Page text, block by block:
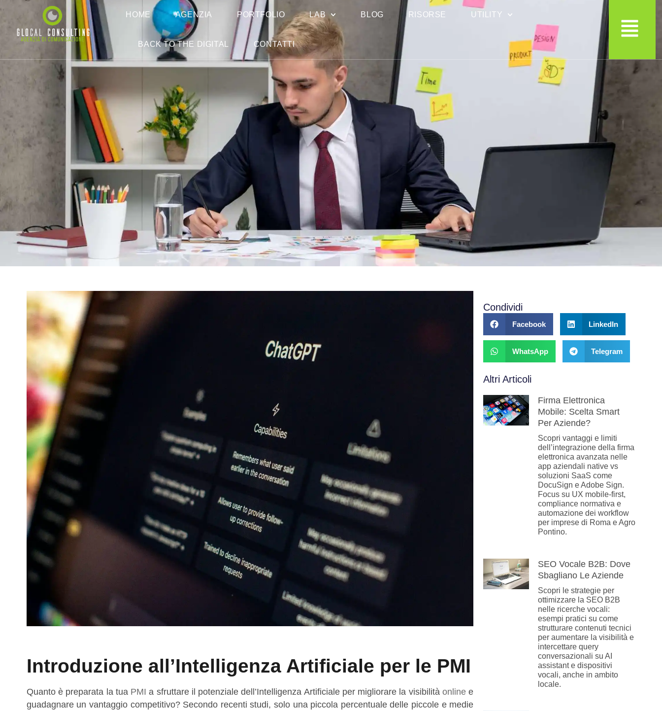
HOME AGENZIA PORTFOLIO LAB BLOG RISORSE UTILITY
BACK TO THE DIGITAL CONTATTI
Introduzione all’Intelligenza Artificiale per le PMI
Quanto è preparata la tua PMI a sfruttare il potenziale dell’Intelligenza Artificiale per migliorare la visibilità onlinee
guadagnare un vantaggio competitivo? Secondo recenti studi, solo una piccola percentuale delle piccole e medie
Condividi
Facebook LinkedIn
WhatsApp Telegram
Altri Articoli
Firma Elettronica
Mobile: Scelta Smart
Per Aziende?
Scopri vantaggi e limiti
dell’integrazione della firma
elettronica avanzata nelle
app aziendali native vs
soluzioni SaaS come
DocuSign e Adobe Sign.
Focus su UX mobile-first,
compliance normativa e
automazione dei workflow
per imprese di Roma e Agro
Pontino.
SEO Vocale B2B: Dove
Sbagliano Le Aziende
Scopri le strategie per
ottimizzare la SEO B2B
nelle ricerche vocali:
esempi pratici su come
strutturare contenuti tecnici
per aumentare la visibilità e
intercettare query
conversazionali su AI
assistant e dispositivi
vocali, anche in ambito
locale.